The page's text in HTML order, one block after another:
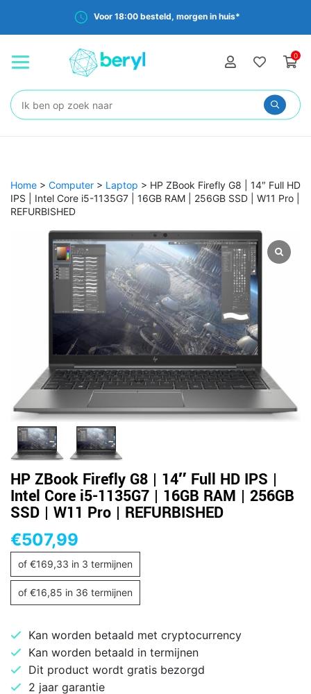
Voor 18:00 besteld, morgen in huis*
0
Zoeken:
Home > Computer > Laptop > HP ZBook Firefly G8 | 14″ Full HD
IPS | Intel Core i5-1135G7 | 16GB RAM | 256GB SSD | W11 Pro |
REFURBISHED
HP ZBook Firefly G8 | 14″ Full HD IPS |
Intel Core i5-1135G7 | 16GB RAM | 256GB
SSD | W11 Pro | REFURBISHED
€507,99
of €169,33 in 3 termijnen
of €16,85 in 36 termijnen
Kan worden betaald met cryptocurrency
Kan worden betaald in termijnen
Dit product wordt gratis bezorgd
2 jaar garantie